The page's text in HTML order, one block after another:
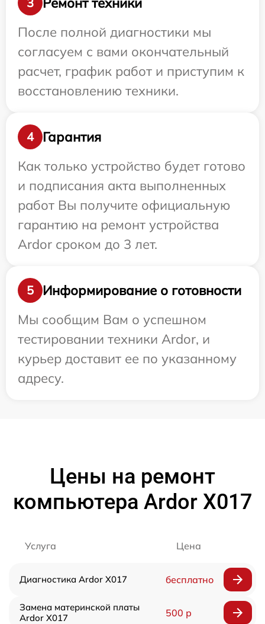
После полной диагностики мы
согласуем с вами окончательный
расчет, график работ и приступим к
восстановлению техники.
4
Гарантия
Как только устройство будет готово
и подписания акта выполненных
работ Вы получите официальную
гарантию на ремонт устройства
Ardor сроком до 3 лет.
5
Информирование о готовности
Мы сообщим Вам о успешном
тестировании техники Ardor, и
курьер доставит ее по указанному
адресу.
Цены на ремонт
компьютера Ardor X017
Услуга Цена
Диагностика Ardor X017 бесплатно
Замена материнской платы
Ardor X017
500 р